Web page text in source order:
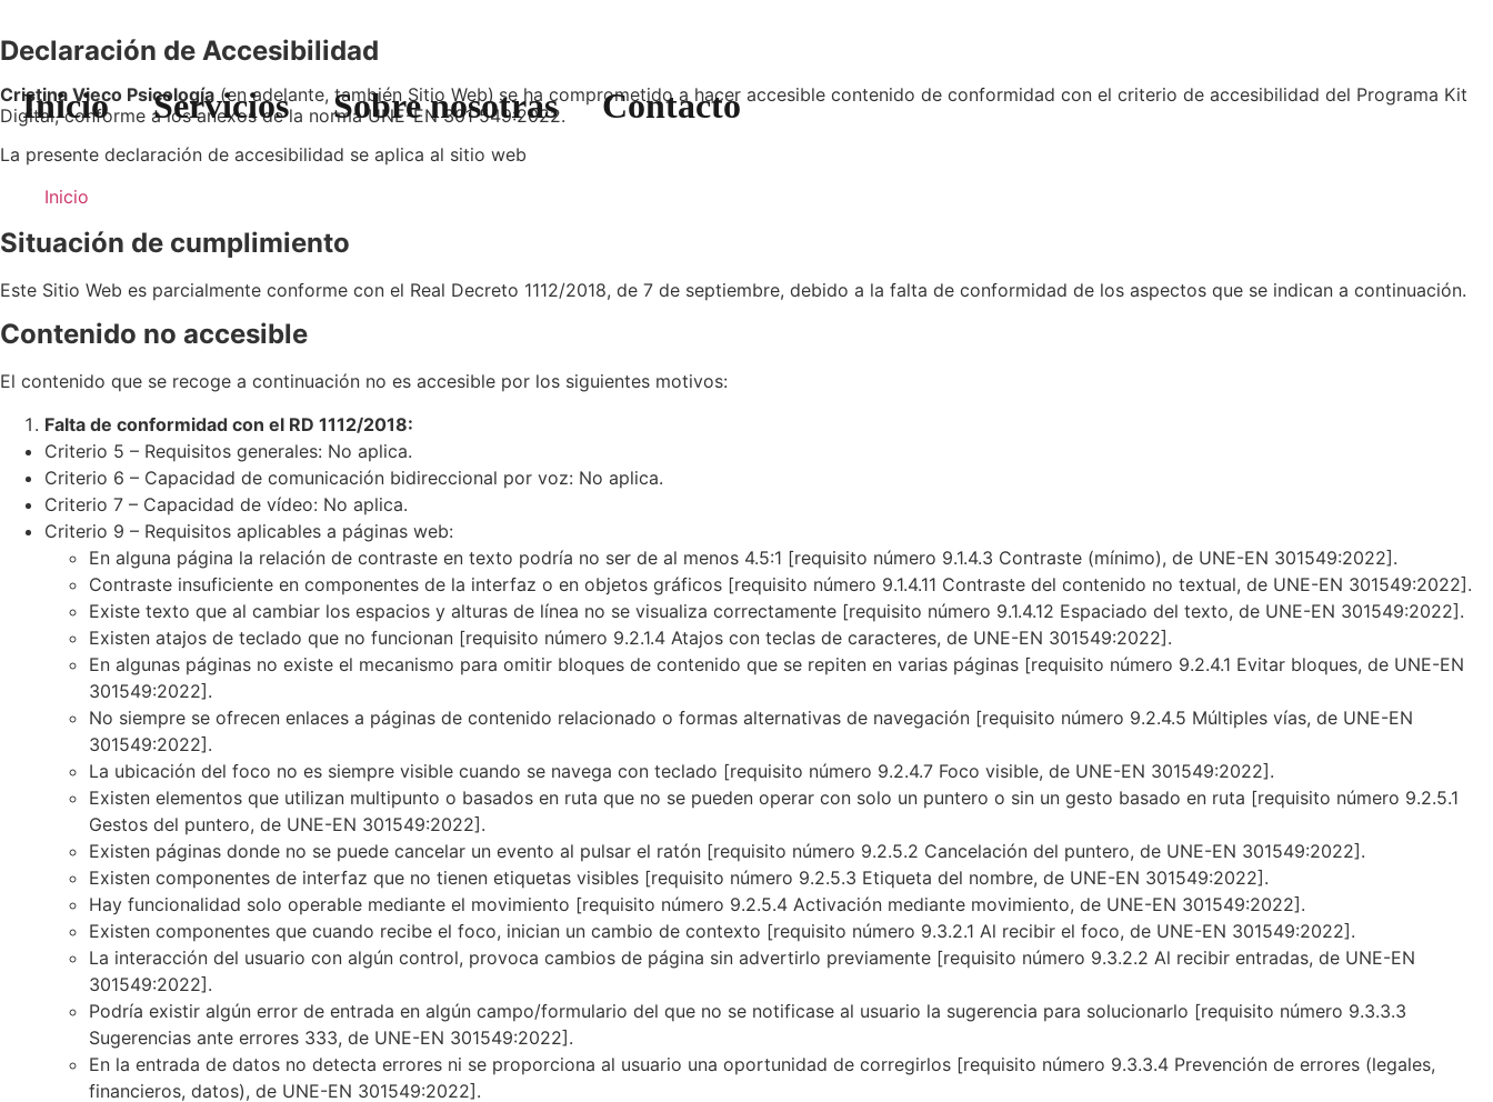
Inicio Servicios Sobre nosotras Contacto
Declaración de Accesibilidad
Cristina Vieco Psicología (en adelante, también Sitio Web) se ha comprometido a hacer accesible contenido de conformidad con el criterio de accesibilidad del Programa Kit
Digital, conforme a los anexos de la norma UNE-EN 301 549:2022.
La presente declaración de accesibilidad se aplica al sitio web
Inicio
Situación de cumplimiento
Este Sitio Web es parcialmente conforme con el Real Decreto 1112/2018, de 7 de septiembre, debido a la falta de conformidad de los aspectos que se indican a continuación.
Contenido no accesible
El contenido que se recoge a continuación no es accesible por los siguientes motivos:
Falta de conformidad con el RD 1112/2018:
Criterio 5 – Requisitos generales: No aplica.
Criterio 6 – Capacidad de comunicación bidireccional por voz: No aplica.
Criterio 7 – Capacidad de vídeo: No aplica.
Criterio 9 – Requisitos aplicables a páginas web:
En alguna página la relación de contraste en texto podría no ser de al menos 4.5:1 [requisito número 9.1.4.3 Contraste (mínimo), de UNE-EN 301549:2022].
Contraste insuficiente en componentes de la interfaz o en objetos gráficos [requisito número 9.1.4.11 Contraste del contenido no textual, de UNE-EN 301549:2022].
Existe texto que al cambiar los espacios y alturas de línea no se visualiza correctamente [requisito número 9.1.4.12 Espaciado del texto, de UNE-EN 301549:2022].
Existen atajos de teclado que no funcionan [requisito número 9.2.1.4 Atajos con teclas de caracteres, de UNE-EN 301549:2022].
En algunas páginas no existe el mecanismo para omitir bloques de contenido que se repiten en varias páginas [requisito número 9.2.4.1 Evitar bloques, de UNE-EN
301549:2022].
No siempre se ofrecen enlaces a páginas de contenido relacionado o formas alternativas de navegación [requisito número 9.2.4.5 Múltiples vías, de UNE-EN
301549:2022].
La ubicación del foco no es siempre visible cuando se navega con teclado [requisito número 9.2.4.7 Foco visible, de UNE-EN 301549:2022].
Existen elementos que utilizan multipunto o basados en ruta que no se pueden operar con solo un puntero o sin un gesto basado en ruta [requisito número 9.2.5.1
Gestos del puntero, de UNE-EN 301549:2022].
Existen páginas donde no se puede cancelar un evento al pulsar el ratón [requisito número 9.2.5.2 Cancelación del puntero, de UNE-EN 301549:2022].
Existen componentes de interfaz que no tienen etiquetas visibles [requisito número 9.2.5.3 Etiqueta del nombre, de UNE-EN 301549:2022].
Hay funcionalidad solo operable mediante el movimiento [requisito número 9.2.5.4 Activación mediante movimiento, de UNE-EN 301549:2022].
Existen componentes que cuando recibe el foco, inician un cambio de contexto [requisito número 9.3.2.1 Al recibir el foco, de UNE-EN 301549:2022].
La interacción del usuario con algún control, provoca cambios de página sin advertirlo previamente [requisito número 9.3.2.2 Al recibir entradas, de UNE-EN
301549:2022].
Podría existir algún error de entrada en algún campo/formulario del que no se notificase al usuario la sugerencia para solucionarlo [requisito número 9.3.3.3
Sugerencias ante errores 333, de UNE-EN 301549:2022].
En la entrada de datos no detecta errores ni se proporciona al usuario una oportunidad de corregirlos [requisito número 9.3.3.4 Prevención de errores (legales,
financieros, datos), de UNE-EN 301549:2022].